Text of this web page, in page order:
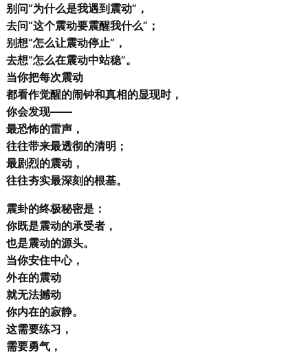
别问“为什么是我遇到震动”，
去问“这个震动要震醒我什么”；
别想“怎么让震动停止”，
去想“怎么在震动中站稳”。
当你把每次震动
都看作觉醒的闹钟和真相的显现时，
你会发现——
最恐怖的雷声，
往往带来最透彻的清明；
最剧烈的震动，
往往夯实最深刻的根基。
震卦的终极秘密是：
你既是震动的承受者，
也是震动的源头。
当你安住中心，
外在的震动
就无法撼动
你内在的寂静。
这需要练习，
需要勇气，